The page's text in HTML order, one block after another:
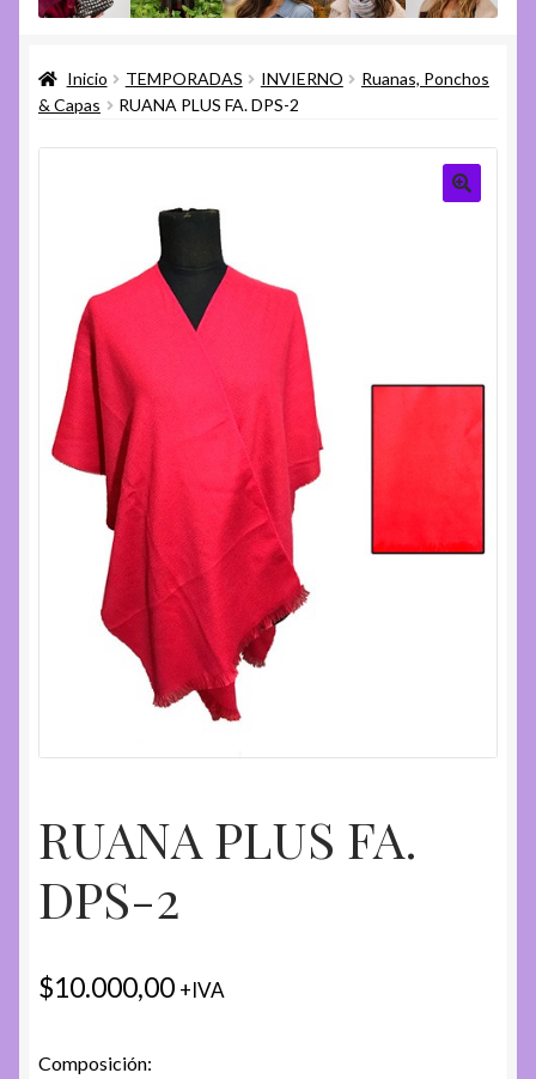
menú
menú
Ayuda
menú
hijo
Inicio TEMPORADAS INVIERNO
Ruanas, Ponchos
& Capas
RUANA PLUS FA. DPS-2
RUANA PLUS FA.
DPS-2
$10.000,00 +IVA
Composición: